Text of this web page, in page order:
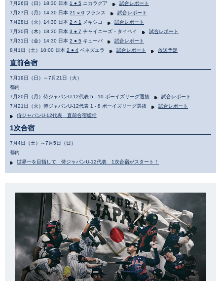
7月26日（日）18:30 日本 1 ● 5 ニカラグア
試合レポート
7月27日（月）14:30 日本 21 ○ 0 フランス
試合レポート
7月28日（火）14:30 日本 2 ○ 1 メキシコ
試合レポート
7月30日（木）18:30 日本 3 ● 7 チャイニーズ・タイペイ
試合レポート
7月31日（金）14:30 日本 2 ● 5 キューバ
試合レポート
8月1日（土）10:00 日本 2 ● 4 ベネズエラ 試合レポート 放送予定
直前合宿
7月19日（日）～7月21日（火）
都内
7月20日（月）侍ジャパンU-12代表 5 - 10 ボーイズリーグ選抜
試合レポート
7月21日（火）侍ジャパンU-12代表 1 - 8 ボーイズリーグ選抜
試合レポート
侍ジャパンU-12代表 直前合宿総括
1次合宿
7月4日（土）～7月5日（日）
都内
世界一を目指して 侍ジャパンU-12代表 1次合宿がスタート！